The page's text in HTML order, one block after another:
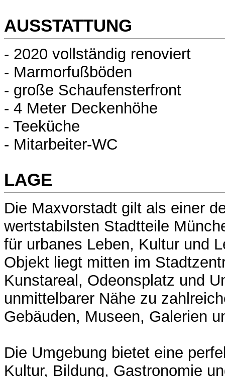
AUSSTATTUNG
- 2020 vollständig renoviert
- Marmorfußböden
- große Schaufensterfront
- 4 Meter Deckenhöhe
- Teeküche
- Mitarbeiter-WC
LAGE
Die Maxvorstadt gilt als einer
wertstabilsten Stadtteile
für urbanes Leben, Kultur und
Objekt liegt mitten im
Kunstareal, Odeonsplatz und
unmittelbarer Nähe zu
Gebäuden, Museen, Galerien
Die Umgebung bietet eine
Kultur, Bildung, Gastronomie